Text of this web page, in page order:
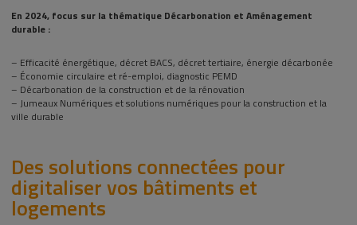
En 2024, focus sur la thématique Décarbonation et Aménagement
durable :
– Efficacité énergétique, décret BACS, décret tertiaire, énergie décarbonée
– Économie circulaire et ré-emploi, diagnostic PEMD
– Décarbonation de la construction et de la rénovation
– Jumeaux Numériques et solutions numériques pour la construction et la
ville durable
Des solutions connectées pour
digitaliser vos bâtiments et
logements